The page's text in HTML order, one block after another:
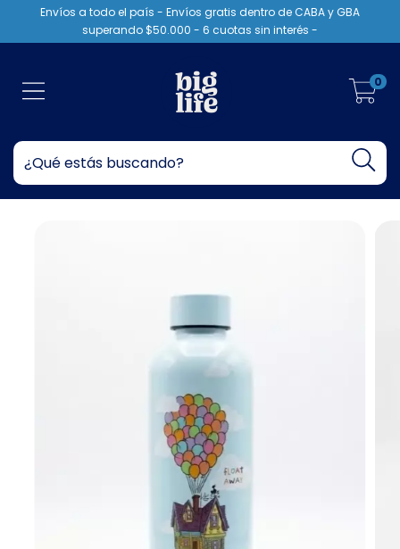
Envíos a todo el país - Envíos gratis dentro de CABA y GBA
superando $50.000 - 6 cuotas sin interés -
0